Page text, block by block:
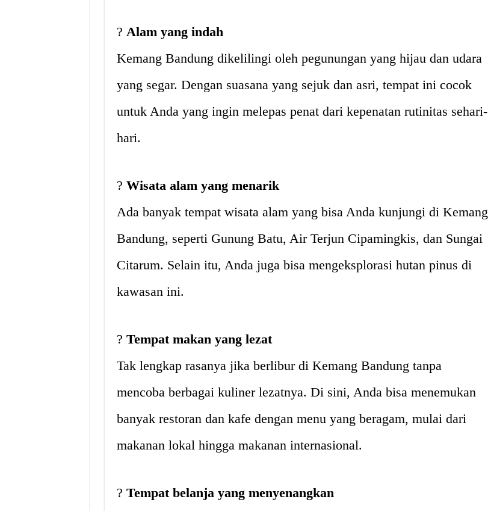
? Alam yang indah
Kemang Bandung dikelilingi oleh pegunungan yang hijau dan udara
yang segar. Dengan suasana yang sejuk dan asri, tempat ini cocok
untuk Anda yang ingin melepas penat dari kepenatan rutinitas sehari-
hari.
? Wisata alam yang menarik
Ada banyak tempat wisata alam yang bisa Anda kunjungi di Kemang
Bandung, seperti Gunung Batu, Air Terjun Cipamingkis, dan Sungai
Citarum. Selain itu, Anda juga bisa mengeksplorasi hutan pinus di
kawasan ini.
? Tempat makan yang lezat
Tak lengkap rasanya jika berlibur di Kemang Bandung tanpa
mencoba berbagai kuliner lezatnya. Di sini, Anda bisa menemukan
banyak restoran dan kafe dengan menu yang beragam, mulai dari
makanan lokal hingga makanan internasional.
? Tempat belanja yang menyenangkan